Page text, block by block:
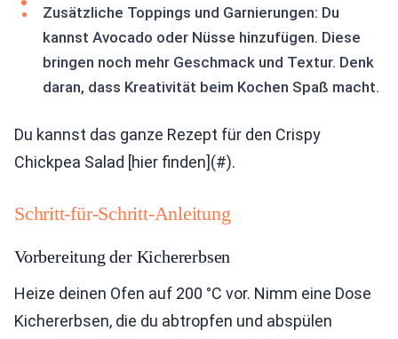
Zusätzliche Toppings und Garnierungen: Du
kannst Avocado oder Nüsse hinzufügen. Diese
bringen noch mehr Geschmack und Textur. Denk
daran, dass Kreativität beim Kochen Spaß macht.
Du kannst das ganze Rezept für den Crispy
Chickpea Salad [hier finden](#).
Schritt-für-Schritt-Anleitung
Vorbereitung der Kichererbsen
Heize deinen Ofen auf 200 °C vor. Nimm eine Dose
Kichererbsen, die du abtropfen und abspülen